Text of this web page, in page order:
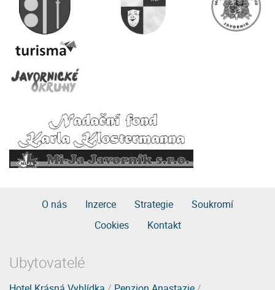
O nás Inzerce Strategie
Soukromí
Cookies
Kontakt
Ubytovatelé